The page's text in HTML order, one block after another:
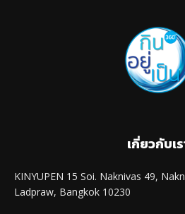
เกี่ยวกับเ
KINYUPEN 15 Soi. Naknivas 49,
Ladpraw, Bangkok 10230